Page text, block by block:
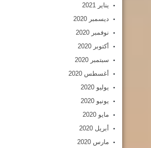
يناير 2021
ديسمبر 2020
نوفمبر 2020
أكتوبر 2020
سبتمبر 2020
أغسطس 2020
يوليو 2020
يونيو 2020
مايو 2020
أبريل 2020
مارس 2020